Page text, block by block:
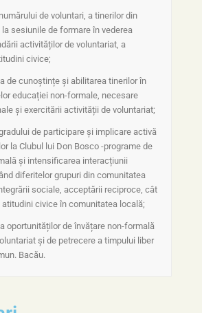
de voluntari, a tinerilor din
sesiunile de formare în vederea
activităților de voluntariat, a
civice;
cunoștințe și abilitarea tinerilor în
educației non-formale, necesare
și exercitării activității de voluntariat;
de participare și implicare activă
la Clubul lui Don Bosco -programe de
și intensificarea interacțiunii
diferitelor grupuri din comunitatea
sociale, acceptării reciproce, cât
civice în comunitatea locală;
de învățare non-formală
și de petrecere a timpului liber
Bacău.